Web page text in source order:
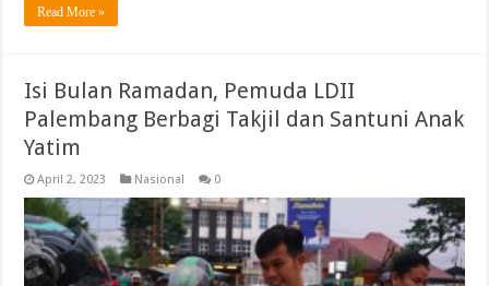
Read More »
Isi Bulan Ramadan, Pemuda LDII
Palembang Berbagi Takjil dan Santuni Anak
Yatim
April 2, 2023 Nasional 0